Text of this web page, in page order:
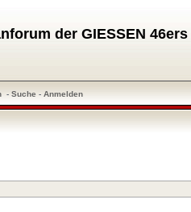
der GIESSEN 46ers
- Suche - Anmelden